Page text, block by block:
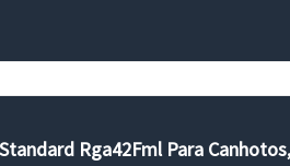
Rga42Fml Para